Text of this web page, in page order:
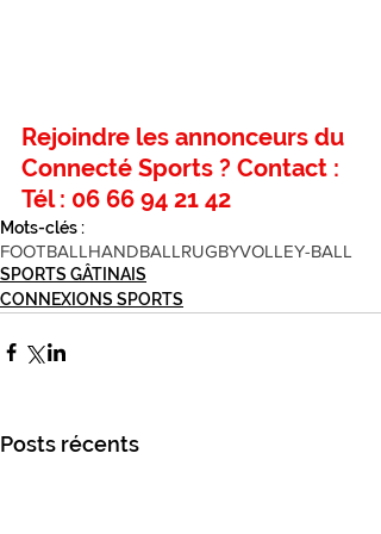
Rejoindre les annonceurs du
Connecté Sports ? Contact :
Tél : 06 66 94 21 42
Mots-clés :
FOOTBALL HANDBALL RUGBYVOLLEY-BALL
SPORTS GÂTINAIS
CONNEXIONS SPORTS
Posts récents